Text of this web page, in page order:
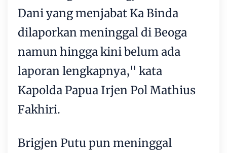
Dani yang menjabat Ka Binda
dilaporkan meninggal di Beoga
namun hingga kini belum ada
laporan lengkapnya," kata
Kapolda Papua Irjen Pol Mathius
Fakhiri.
Brigjen Putu pun meninggal